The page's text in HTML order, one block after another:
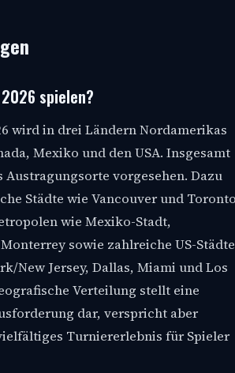
spielen?
wird in drei Ländern Nordamerikas
Mexiko und den USA. Insgesamt
Austragungsorte vorgesehen. Dazu
Städte wie Vancouver und
wie Mexiko-Stadt,
sowie zahlreiche US-
New Jersey, Dallas, Miami und Los
Verteilung stellt eine
dar, verspricht aber
Turniererlebnis für Spieler